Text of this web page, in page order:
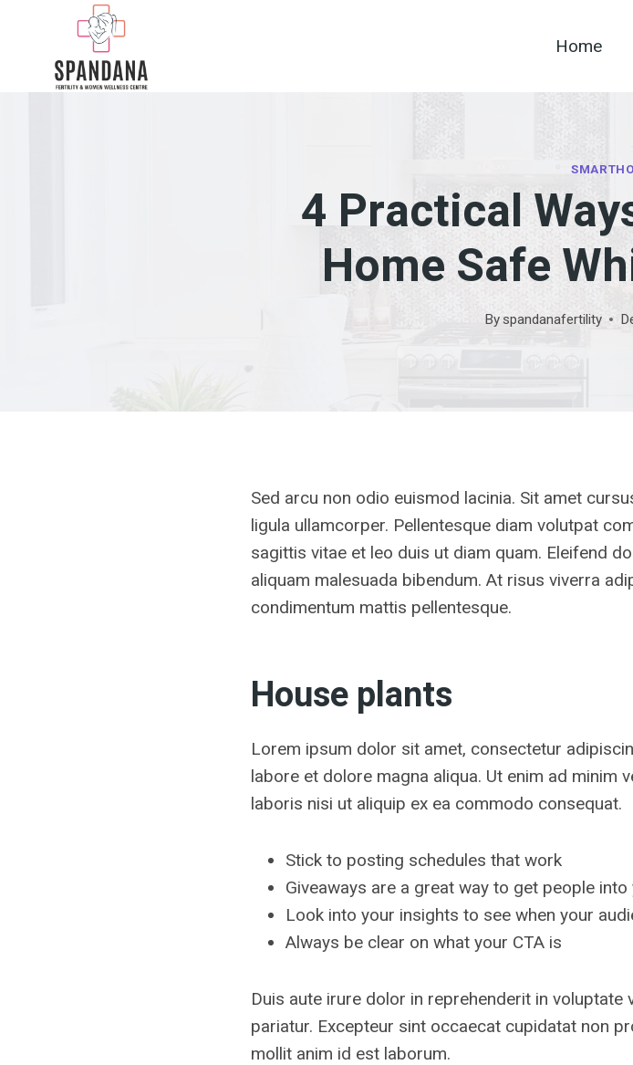
Home
4 Practical
Home Safe
Byspandanafertility
Sed arcu non odio euismod lacinia. Sit amet
ligula ullamcorper. Pellentesque diam volutpat
sagittis vitae et leo duis ut diam quam. Eleifend
aliquam malesuada bibendum. At risus viverra
condimentum mattis pellentesque.
House plants
Lorem ipsum dolor sit amet, consectetur
labore et dolore magna aliqua. Ut enim ad minim
laboris nisi ut aliquip ex ea commodo consequat.
Stick to posting schedules that work
Giveaways are a great way to get people
Look into your insights to see when your
Always be clear on what your CTA is
Duis aute irure dolor in reprehenderit in
pariatur. Excepteur sint occaecat cupidatat non
mollit anim id est laborum.